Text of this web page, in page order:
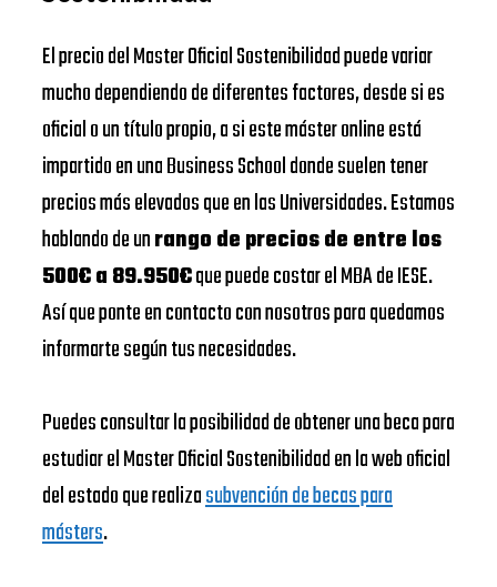
El precio del Master Oficial Sostenibilidad puede variar
mucho dependiendo de diferentes factores, desde si es
oficial o un título propio, a si este máster online está
impartido en una Business School donde suelen tener
precios más elevados que en las Universidades. Estamos
hablando de unrango de precios de entre los
500€ a 89.950€que puede costar el MBA de IESE.
Así que ponte en contacto con nosotros para quedamos
informarte según tus necesidades.
Puedes consultar la posibilidad de obtener una beca para
estudiar el Master Oficial Sostenibilidad en la web oficial
del estado que realizasubvención de becas para
másters.